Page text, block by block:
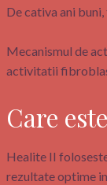
De cativa ani
Mecanismul de
activitatii
Care
Healite II
rezultate optime